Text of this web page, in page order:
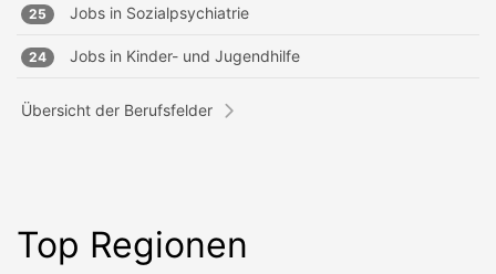
25 Jobs in Sozialpsychiatrie
24 Jobs in Kinder- und Jugendhilfe
Übersicht der Berufsfelder
Top Regionen